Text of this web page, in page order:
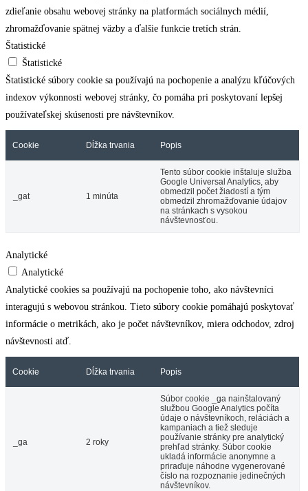
zdieľanie obsahu webovej stránky na platformách sociálnych médií,
zhromažďovanie spätnej väzby a ďalšie funkcie tretích strán.
Štatistické
Štatistické
Štatistické súbory cookie sa používajú na pochopenie a analýzu kľúčových
indexov výkonnosti webovej stránky, čo pomáha pri poskytovaní lepšej
používateľskej skúsenosti pre návštevníkov.
Cookie Dĺžka trvania Popis
_gat 1 minúta
Tento súbor cookie inštaluje služba
Google Universal Analytics, aby
obmedzil počet žiadostí a tým
obmedzil zhromažďovanie údajov
na stránkach s vysokou
návštevnosťou.
Analytické
Analytické
Analytické cookies sa používajú na pochopenie toho, ako návštevníci
interagujú s webovou stránkou. Tieto súbory cookie pomáhajú poskytovať
informácie o metrikách, ako je počet návštevníkov, miera odchodov, zdroj
návštevnosti atď.
Cookie Dĺžka trvania Popis
_ga 2 roky
Súbor cookie _ga nainštalovaný
službou Google Analytics počíta
údaje o návštevníkoch, reláciách a
kampaniach a tiež sleduje
používanie stránky pre analytický
prehľad stránky. Súbor cookie
ukladá informácie anonymne a
priraďuje náhodne vygenerované
číslo na rozpoznanie jedinečných
návštevníkov.